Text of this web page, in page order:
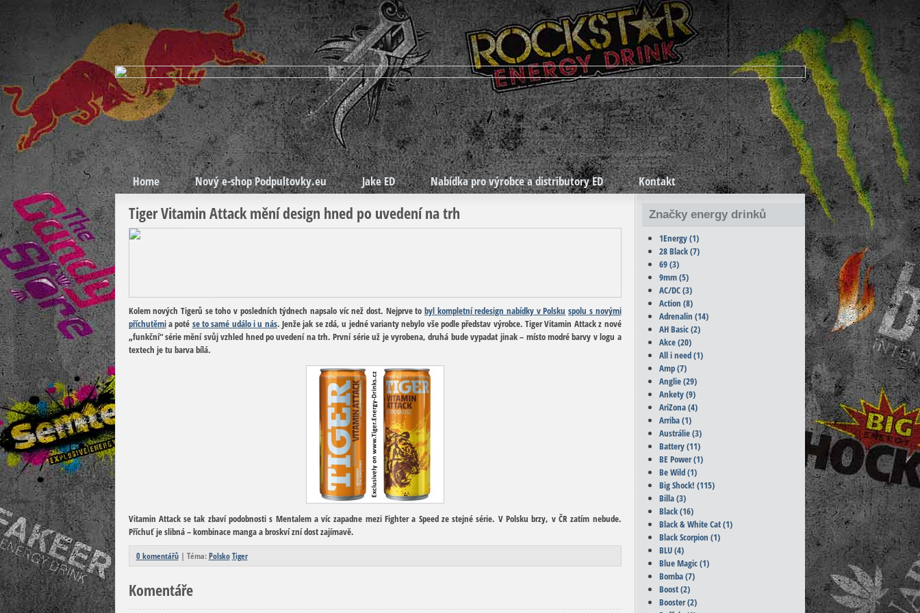
Home Nový e-shop Podpultovky.eu Jake ED Nabídka pro výrobce a distributory ED Kontakt
Tiger Vitamin Attack mění design hned po uvedení na trh
Kolem nových Tigerů se toho v posledních týdnech napsalo víc než dost. Nejprve tobyl kompletní redesign nabídky v Polsku spolu s novými
příchutěmia poté se to samé událo i u nás. Jenže jak se zdá, u jedné varianty nebylo vše podle představ výrobce. Tiger Vitamin Attack z nové
„funkční“ série mění svůj vzhled hned po uvedení na trh. První série už je vyrobena, druhá bude vypadat jinak – místo modré barvy v logu a
textech je tu barva bílá.
Vitamin Attack se tak zbaví podobnosti s Mentalem a víc zapadne mezi Fighter a Speed ze stejné série. V Polsku brzy, v ČR zatím nebude.
Příchuť je slibná – kombinace manga a broskví zní dost zajímavě.
0 komentářů| Téma: Polsko Tiger
Komentáře
Značky energy drinků
1Energy(1)
28 Black(7)
69(3)
9mm(5)
AC/DC(3)
Action(8)
Adrenalin(14)
AH Basic(2)
Akce(20)
All i need(1)
Amp(7)
Anglie(29)
Ankety(9)
AriZona(4)
Arriba(1)
Austrálie(3)
Battery(11)
BE Power(1)
Be Wild(1)
Big Shock!(115)
Billa(3)
Black(16)
Black & White Cat(1)
Black Scorpion(1)
BLU(4)
Blue Magic(1)
Bomba(7)
Boost(2)
Booster(2)